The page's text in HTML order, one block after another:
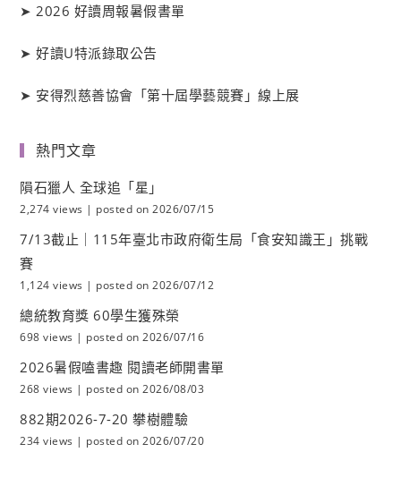
➤ 2026 好讀周報暑假書單
➤好讀U特派錄取公告
➤ 安得烈慈善協會「第十屆學藝競賽」線上展
熱門文章
隕石獵人 全球追「星」
2,274 views | posted on 2026/07/15
7/13截止｜115年臺北市政府衛生局「食安知識王」挑戰
賽
1,124 views | posted on 2026/07/12
總統教育獎 60學生獲殊榮
698 views | posted on 2026/07/16
2026暑假嗑書趣 閱讀老師開書單
268 views | posted on 2026/08/03
882期2026-7-20 攀樹體驗
234 views | posted on 2026/07/20